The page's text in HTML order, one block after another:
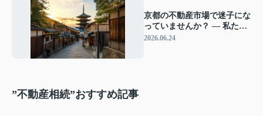
京都の不動産市場で迷子にな
っていませんか？ ― 私たち
は「売るため」ではなく、
2026.06.24
”不動産相続”おすすめ記事